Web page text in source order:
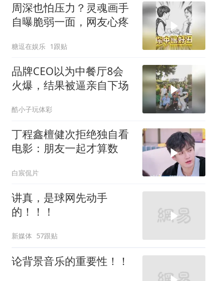
周深也怕压力？灵魂画手
自曝脆弱一面，网友心疼
糖逗在娱乐 1跟贴
品牌CEO以为中餐厅8会
火爆，结果被逼亲自下场
酷小子玩体彩
丁程鑫檀健次拒绝独自看
电影：朋友一起才算数
白宸侃片
讲真，是球网先动手
的！！！
新媒体 57跟贴
论背景音乐的重要性！！